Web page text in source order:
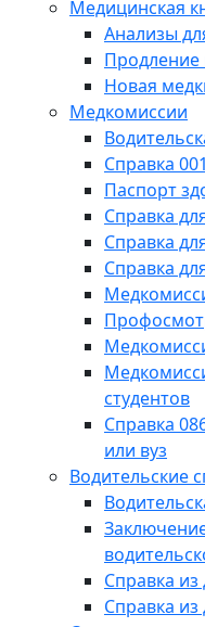
Медицинская
Анализы
Новая
Медкомиссии
Справка
Паспорт
Справка
Справка
Справка
студентов
Справка
или вуз
Водительские
Справка из
Справка из